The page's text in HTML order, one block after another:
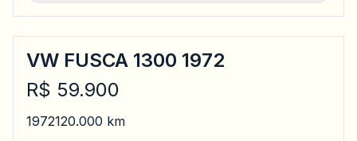
VW FUSCA 1300 1972
R$ 59.900
1972120.000 km